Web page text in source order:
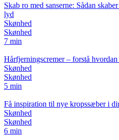
Skab ro med sanserne: Sådan
lyd
Skønhed
Skønhed
7 min
Hårfjerningscremer – forstå
Skønhed
Skønhed
5 min
Få inspiration til nye kropssæber i
Skønhed
Skønhed
6 min